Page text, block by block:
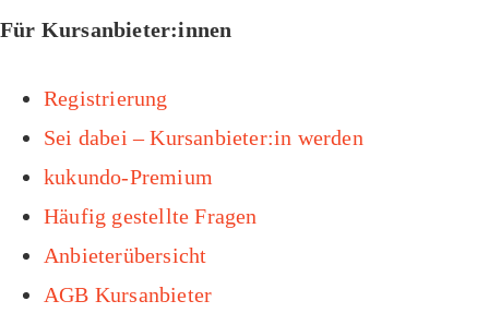
Für Kursanbieter:innen
Registrierung
Sei dabei – Kursanbieter:in werden
kukundo-Premium
Häufig gestellte Fragen
Anbieterübersicht
AGB Kursanbieter